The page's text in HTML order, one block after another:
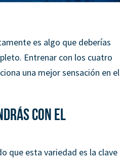
es algo que deberías
Entrenar con los cuatro
una mejor sensación en el
con el
que esta variedad es la clave